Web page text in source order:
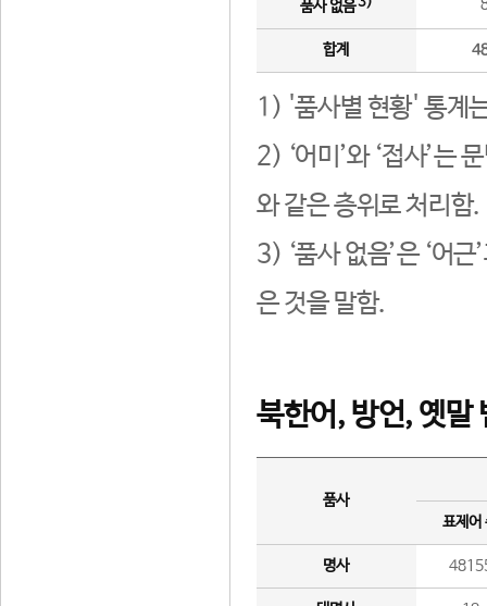
품사 없음
합계
1) '품사별 현황' 통계
2) ‘어미’와 ‘접사’는
와 같은 층위로 처리함.
3) ‘품사 없음’은 ‘어
은 것을 말함.
북한어, 방언, 옛말
품사
표제어
명사